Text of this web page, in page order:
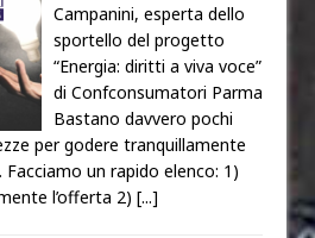
Campanini, esperta dello
sportello del progetto
“Energia: diritti a viva voce”
di Confconsumatori Parma
Bastano davvero pochi
per godere tranquillamente
un rapido elenco: 1)
l’offerta 2) [...]